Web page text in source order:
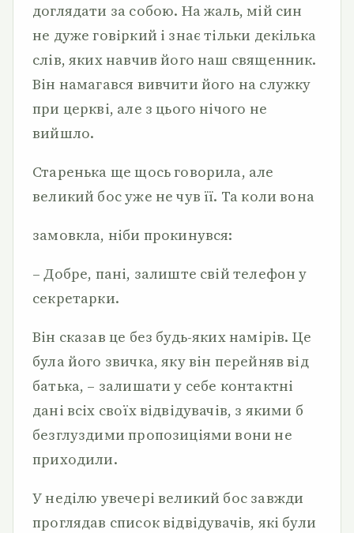
доглядати за собою. На жаль, мій син
не дуже говіркий і знає тільки декілька
слів, яких навчив його наш священник.
Він намагався вивчити його на служку
при церкві, але з цього нічого не
вийшло.
Старенька ще щось говорила, але
великий бос уже не чув її. Та коли вона
замовкла, ніби прокинувся:
– Добре, пані, залиште свій телефон у
секретарки.
Він сказав це без будь-яких намірів. Це
була його звичка, яку він перейняв від
батька, – залишати у себе контактні
дані всіх своїх відвідувачів, з якими б
безглуздими пропозиціями вони не
приходили.
У неділю увечері великий бос завжди
проглядав список відвідувачів, які були